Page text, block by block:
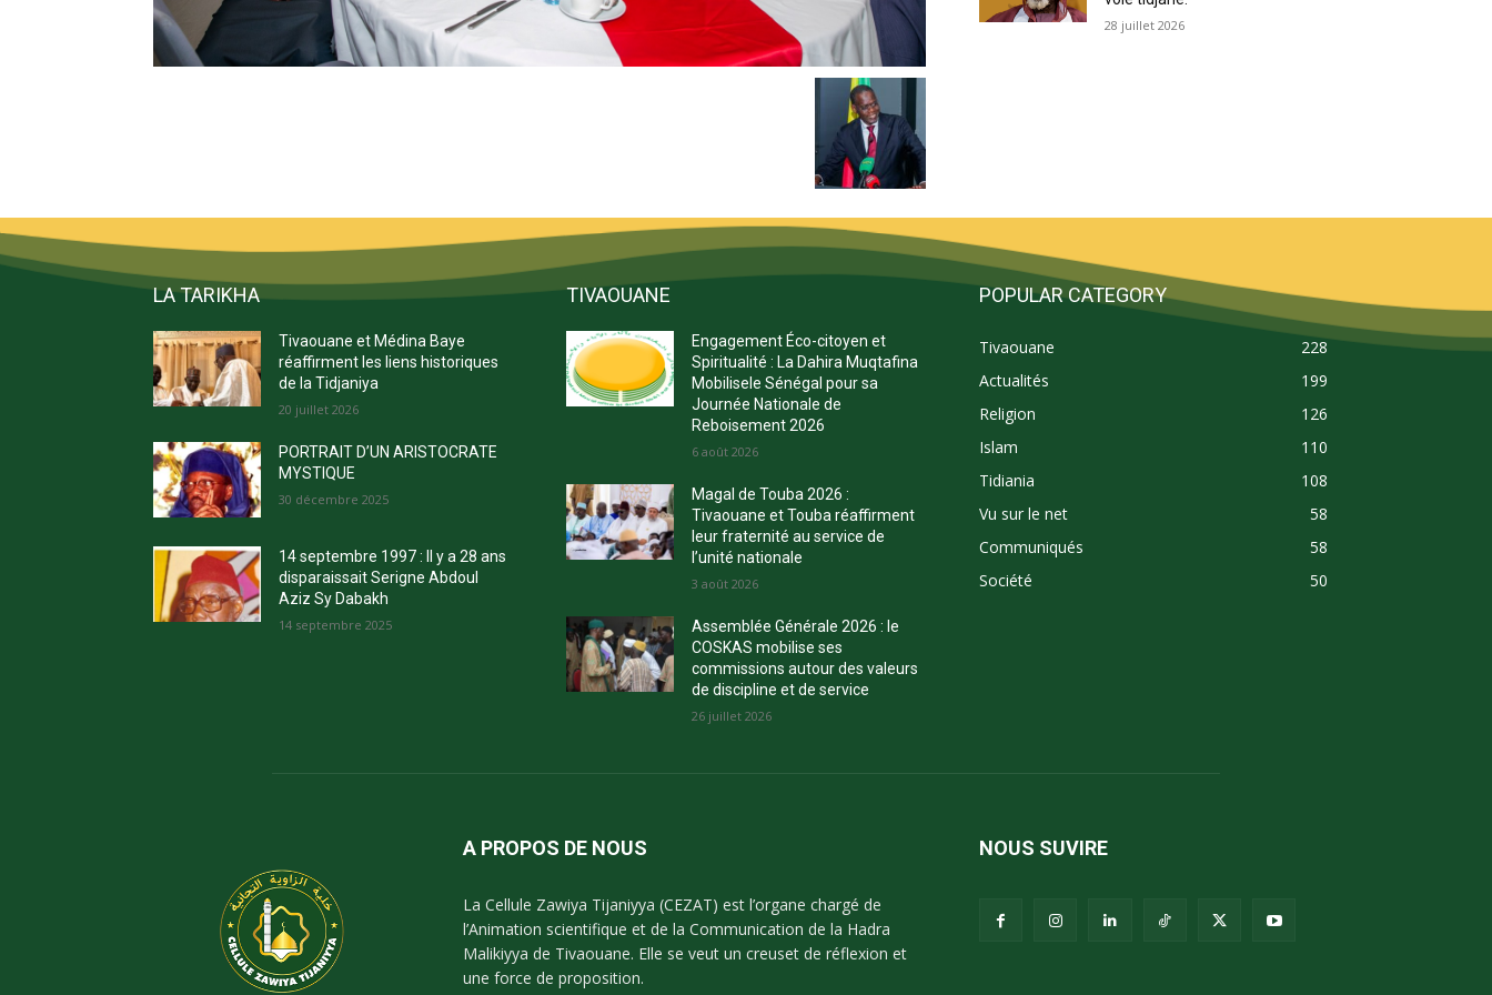
28 juillet 2026
LA TARIKHA
Tivaouane et Médina Baye
réaffirment les liens historiques
de la Tidjaniya
20 juillet 2026
PORTRAIT D’UN ARISTOCRATE
MYSTIQUE
30 décembre 2025
14 septembre 1997 : Il y a 28 ans
disparaissait Serigne Abdoul
Aziz Sy Dabakh
14 septembre 2025
TIVAOUANE
Engagement Éco-citoyen et
Spiritualité : La Dahira Muqtafina
Mobilisele Sénégal pour sa
Journée Nationale de
Reboisement 2026
6 août 2026
Magal de Touba 2026 :
Tivaouane et Touba réaffirment
leur fraternité au service de
l’unité nationale
3 août 2026
Assemblée Générale 2026 : le
COSKAS mobilise ses
commissions autour des valeurs
de discipline et de service
26 juillet 2026
POPULAR CATEGORY
Tivaouane
228
Actualités
199
Religion
126
Islam
110
Tidiania
108
Vu sur le net
58
Communiqués
58
Société
50
A PROPOS DE NOUS
La Cellule Zawiya Tijaniyya (CEZAT) est l’organe chargé de
l’Animation scientifique et de la Communication de la Hadra
Malikiyya de Tivaouane. Elle se veut un creuset de réflexion et
une force de proposition.
NOUS SUVIRE